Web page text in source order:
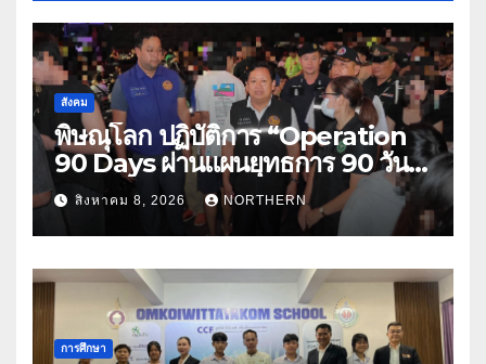
สังคม
พิษณุโลก ปฏิบัติการ “Operation
90 Days ผ่านแผนยุทธการ 90 วัน
พิชิตยาเสพติด” ปราบปรามกวาดล้าง
ยาเสพติดสถานบันเทิง พบสารเสพติด
4 ราย
สิงหาคม 8, 2026 NORTHERN
การศึกษา